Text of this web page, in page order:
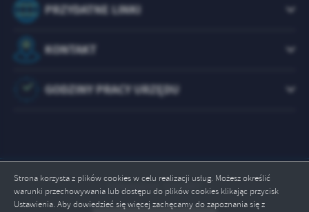
Strona korzysta z plików cookies w celu realizacji usług. Możesz określić
warunki przechowywania lub dostępu do plików cookies klikając przycisk
Ustawienia. Aby dowiedzieć się więcej zachęcamy do zapoznania się z
PRZYDATNE LINKI
KONTAKT
GODZINY PRACY URZĘDU
Odwiedzin: 1073497